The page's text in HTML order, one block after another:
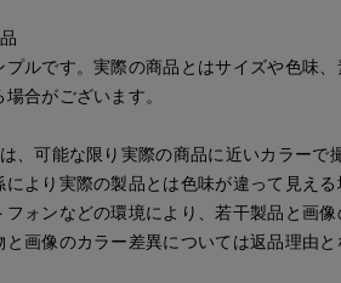
プルです。実際の商品とはサイズや色味
合がございます。
、可能な限り実際の商品に近いカラーで
により実際の製品とは色味が違って見え
フォンなどの環境により、若干製品と画
と画像のカラー差異については返品理由